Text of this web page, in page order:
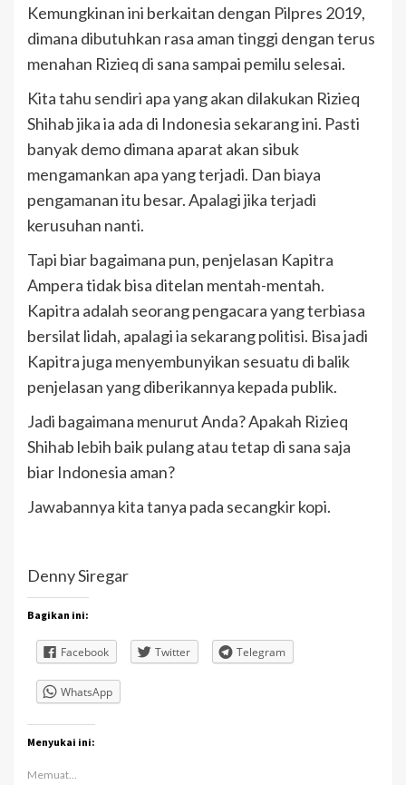
Kemungkinan ini berkaitan dengan Pilpres 2019,
dimana dibutuhkan rasa aman tinggi dengan terus
menahan Rizieq di sana sampai pemilu selesai.
Kita tahu sendiri apa yang akan dilakukan Rizieq
Shihab jika ia ada di Indonesia sekarang ini. Pasti
banyak demo dimana aparat akan sibuk
mengamankan apa yang terjadi. Dan biaya
pengamanan itu besar. Apalagi jika terjadi
kerusuhan nanti.
Tapi biar bagaimana pun, penjelasan Kapitra
Ampera tidak bisa ditelan mentah-mentah.
Kapitra adalah seorang pengacara yang terbiasa
bersilat lidah, apalagi ia sekarang politisi. Bisa jadi
Kapitra juga menyembunyikan sesuatu di balik
penjelasan yang diberikannya kepada publik.
Jadi bagaimana menurut Anda? Apakah Rizieq
Shihab lebih baik pulang atau tetap di sana saja
biar Indonesia aman?
Jawabannya kita tanya pada secangkir kopi.
Denny Siregar
Bagikan ini:
Facebook Twitter Telegram
WhatsApp
Menyukai ini:
Memuat...